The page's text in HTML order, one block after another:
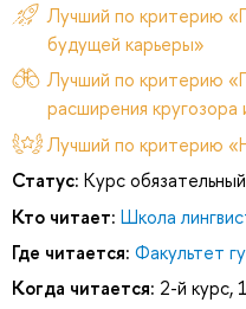
Лучший по критерию
будущей карьеры»
Лучший по критерию
расширения кругозора
Лучший по критерию
Статус: Курс
Кто читает: Школа
Где читается: Факультет
Когда читается: 2-й курс,